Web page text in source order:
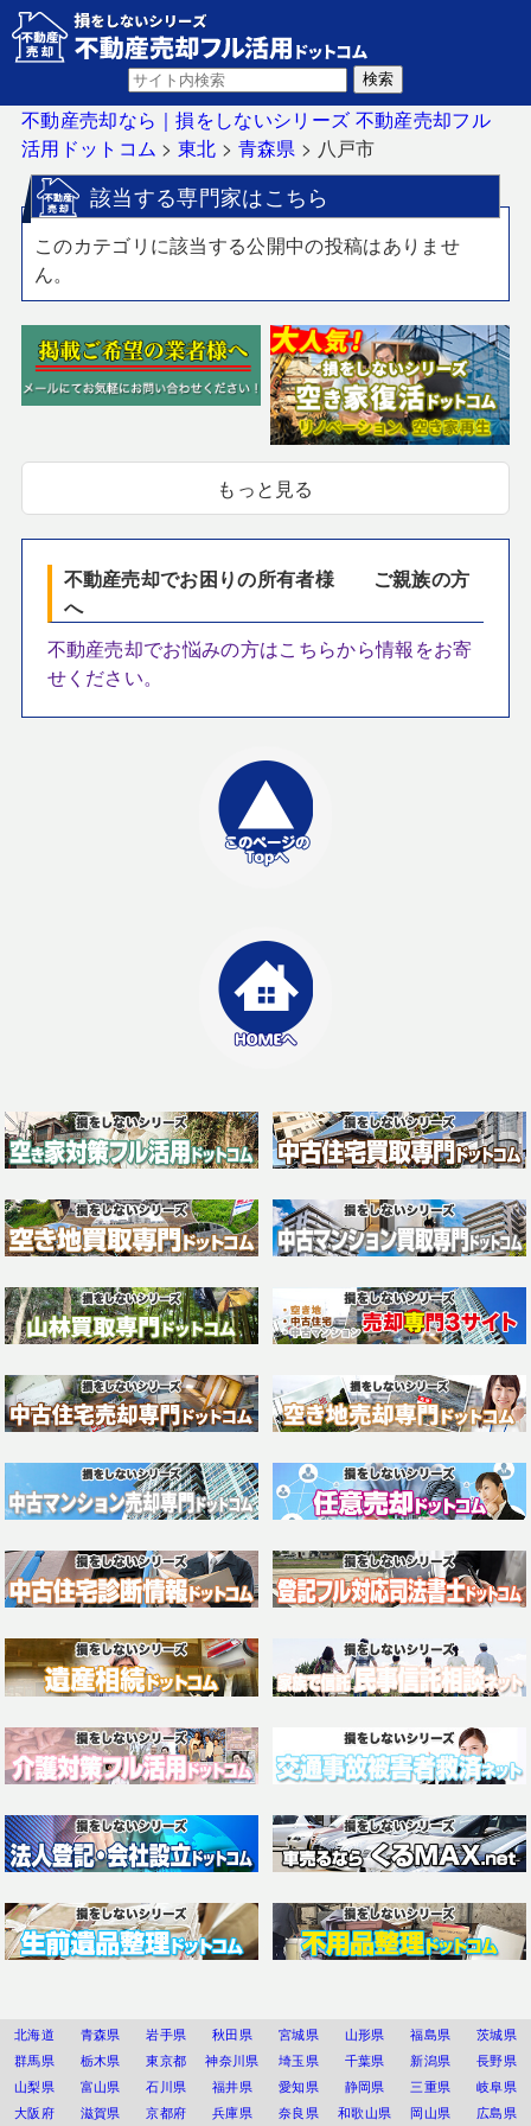
不動産売却なら｜損をしないシリーズ 不動産売却フル
活用ドットコム >東北 > 青森県 > 八戸市
該当する専門家はこちら
このカテゴリに該当する公開中の投稿はありませ
ん。
もっと見る
不動産売却でお困りの所有者様 ご親族の方
へ
不動産売却でお悩みの方はこちらから情報をお寄
せください。
北海道 青森県 岩手県 秋田県 宮城県 山形県 福島県
茨城県
群馬県
栃木県 東京都 神奈川県 埼玉県 千葉県 新潟県
長野県
山梨県
富山県 石川県 福井県 愛知県 静岡県 三重県
岐阜県
大阪府
滋賀県 京都府 兵庫県 奈良県 和歌山県 岡山県 広島県